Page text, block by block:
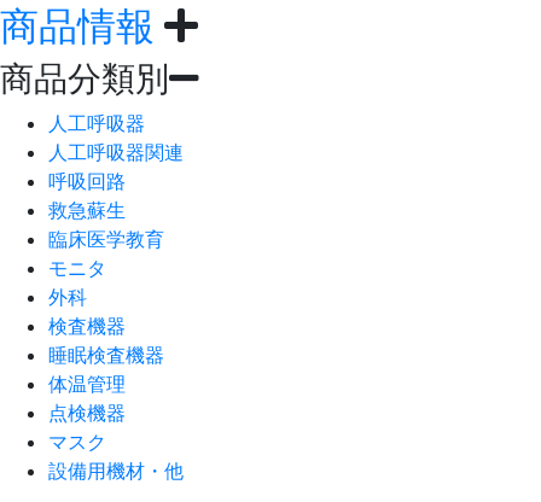
商品情報
商品分類別
人工呼吸器
人工呼吸器関連
呼吸回路
救急蘇生
臨床医学教育
モニタ
外科
検査機器
睡眠検査機器
体温管理
点検機器
マスク
設備用機材・他